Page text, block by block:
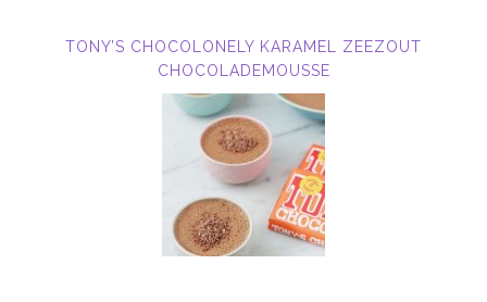
TONY’S CHOCOLONELY KARAMEL ZEEZOUT
CHOCOLADEMOUSSE